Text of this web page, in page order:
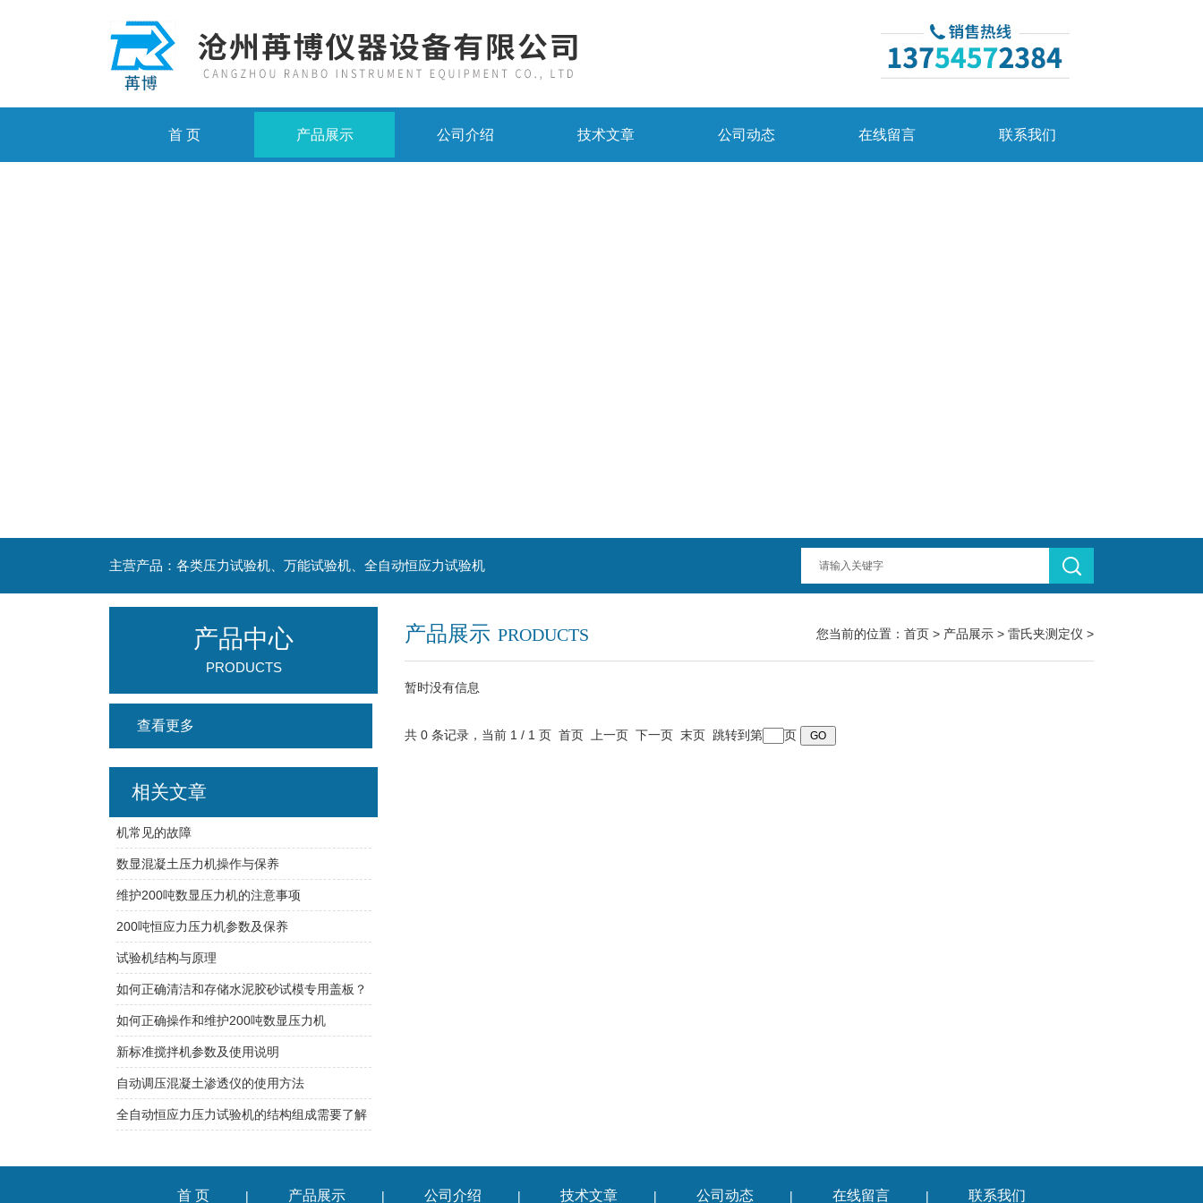
首 页 产品展示 公司介绍 技术文章 公司动态 在线留言 联系我们
主营产品：各类压力试验机、万能试验机、全自动恒应力试验机
产品展示 PRODUCTS 您当前的位置： 首页 > 产品展示 > 雷氏夹测定仪 >
暂时没有信息
共 0 条记录，当前 1 / 1 页 首页 上一页 下一页 末页 跳转到第 页
产品中心
PRODUCTS
查看更多
相关文章
机常见的故障
数显混凝土压力机操作与保养
维护200吨数显压力机的注意事项
200吨恒应力压力机参数及保养
试验机结构与原理
如何正确清洁和存储水泥胶砂试模专用盖板？
如何正确操作和维护200吨数显压力机
新标准搅拌机参数及使用说明
自动调压混凝土渗透仪的使用方法
全自动恒应力压力试验机的结构组成需要了解
首 页 | 产品展示 | 公司介绍 | 技术文章 | 公司动态 | 在线留言 | 联系我们